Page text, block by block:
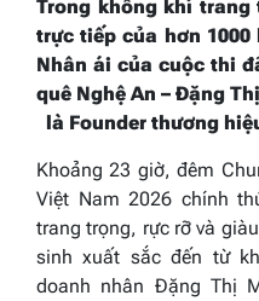
Trong không khí
trực tiếp của hơn 1000
Nhân ái của cuộc thi
quê Nghệ An – Đặng
là Founder thương
Khoảng 23 giờ, đêm
Việt Nam 2026 chính
trang trọng, rực rỡ và
sinh xuất sắc đến từ
doanh nhân Đặng Thị